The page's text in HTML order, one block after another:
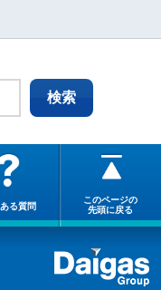
る質問
このページの
先頭に戻る